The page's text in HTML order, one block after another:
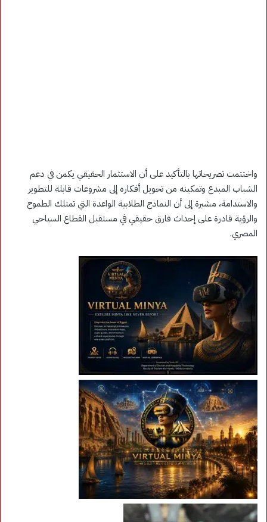
واختتمت تصريحاتها بالتأكيد على أن الاستثمار الحقيقي يكمن في دعم
الشباب المبدع وتمكينه من تحويل أفكاره إلى مشروعات قابلة للتطوير
والاستدامة، مشيرة إلى أن النماذج الطلابية الواعدة التي تمتلك الطموح
والرؤية قادرة على إحداث فارق حقيقي في مستقبل القطاع السياحي
المصري.